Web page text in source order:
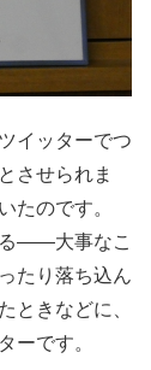
イッターでつ
させられま
たのです。
る――大事なこ
たり落ち込ん
ときなどに、
ーです。